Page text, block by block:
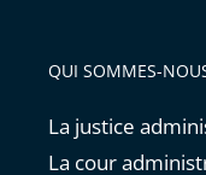
QUI SOMMES-
La justice
La cour